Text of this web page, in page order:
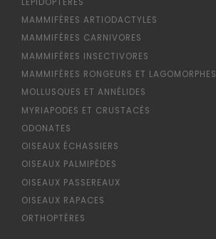
MAMMIFÈRES ARTIODACTYLES
MAMMIFÈRES CARNIVORES
MAMMIFÈRES INSECTIVORES
MAMMIFÈRES RONGEURS ET LAGOMORPHES
MOLLUSQUES ET ANNÉLIDES
MYRIAPODES ET CRUSTACÉS
ODONATES
OISEAUX ÉCHASSIERS
OISEAUX PALMIPÈDES
OISEAUX PASSEREAUX
OISEAUX RAPACES
ORTHOPTÈRES